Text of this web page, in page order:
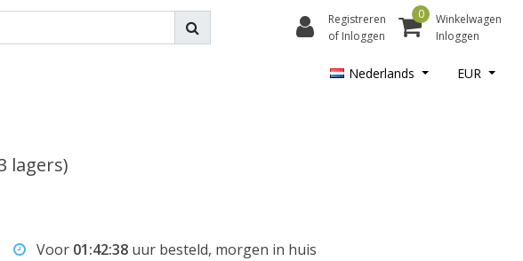
Registreren
of Inloggen
0
Winkelwagen
Inloggen
Nederlands EUR
lagers)
Voor 01:42:38 uur besteld, morgen in huis